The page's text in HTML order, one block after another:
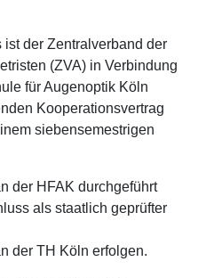
der Zentralverband der
(ZVA) in Verbindung
für Augenoptik Köln
Kooperationsvertrag
siebensemestrigen
der HFAK durchgeführt
als staatlich geprüfter
der TH Köln erfolgen.